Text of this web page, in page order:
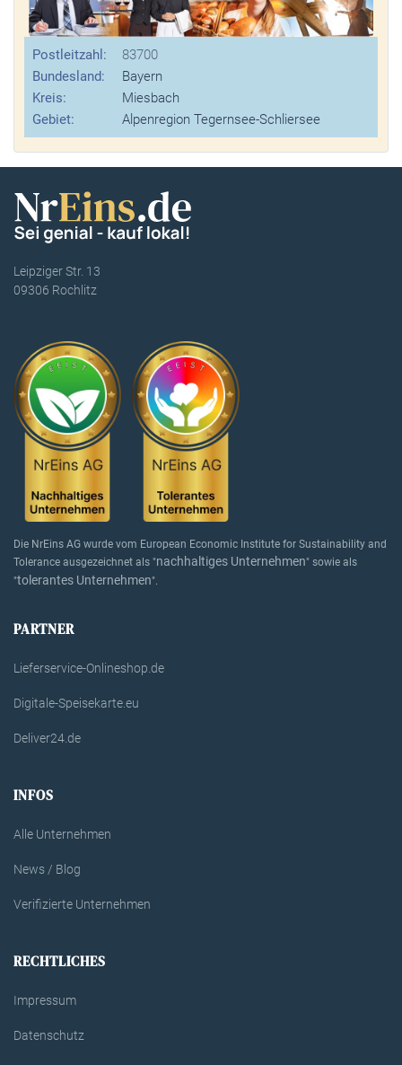
Postleitzahl:
83700
Bundesland:
Bayern
Kreis:
Miesbach
Gebiet:
Alpenregion Tegernsee-Schliersee
Leipziger Str. 13
09306 Rochlitz
Die NrEins AG wurde vom European Economic Institute for Sustainability and
Tolerance ausgezeichnet als "nachhaltiges Unternehmen" sowie als
"tolerantes Unternehmen".
PARTNER
Lieferservice-Onlineshop.de
Digitale-Speisekarte.eu
Deliver24.de
INFOS
Alle Unternehmen
News / Blog
Verifizierte Unternehmen
RECHTLICHES
Impressum
Datenschutz